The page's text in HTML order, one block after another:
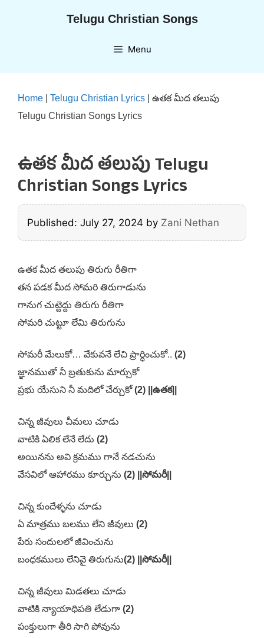
Telugu Christian Songs
Menu
Home Telugu Christian Lyrics
ఉతక మీద తలుపు
Telugu Christian Songs Lyrics
ఉతక మీద తలుపు Telugu
Christian Songs Lyrics
Published: July 27, 2024 by Zani Nethan
ఉతక మీద తలుపు తిరుగు రీతిగా
తన పడక మీద సోమరి తిరుగాడును
గానుగ చుట్టెద్దు తిరుగు రీతిగా
సోమరి చుట్టూ లేమి తిరుగును
సోమరీ మేలుకో… వేకువనే లేచి ప్రార్ధించుకో.. (2)
జ్ఞానముతో నీ బ్రతుకును మార్చుకో
ప్రభు యేసుని నీ మదిలో చేర్చుకో(2) ||ఉతక||
చిన్న జీవులు చీమలు చూడు
వాటికి ఏలిక లేనే లేదు (2)
అయినను అవి క్రమము గానే నడచును
వేసవిలో ఆహారము కూర్చును (2) ||సోమరీ||
చిన్న కుందేళ్ళను చూడు
ఏ మాత్రము బలము లేని జీవులు (2)
పేరు సందులలో జీవించును
బంధకములు లేనివై తిరుగును(2) ||సోమరీ||
చిన్న జీవులు మిడతలు చూడు
వాటికి న్యాయాధిపతి లేడుగా (2)
పంక్తులుగా తీరి సాగి పోవును